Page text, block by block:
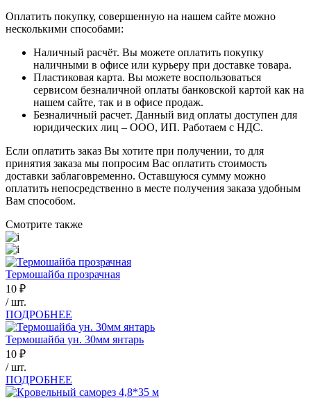
Оплатить покупку, совершенную на нашем сайте можно
несколькими способами:
Наличный расчёт. Вы можете оплатить покупку
наличными в офисе или курьеру при доставке товара.
Пластиковая карта. Вы можете воспользоваться
сервисом безналичной оплаты банковской картой как на
нашем сайте, так и в офисе продаж.
Безналичный расчет. Данный вид оплаты доступен для
юридических лиц – ООО, ИП. Работаем с НДС.
Если оплатить заказ Вы хотите при получении, то для
принятия заказа мы попросим Вас оплатить стоимость
доставки заблаговременно. Оставшуюся сумму можно
оплатить непосредственно в месте получения заказа удобным
Вам способом.
Смотрите также
Термошайба прозрачная
10 ₽
/ шт.
ПОДРОБНЕЕ
Термошайба ун. 30мм янтарь
10 ₽
/ шт.
ПОДРОБНЕЕ